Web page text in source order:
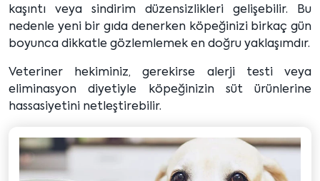
kaşıntı veya sindirim düzensizlikleri gelişebilir. Bu
nedenle yeni bir gıda denerken köpeğinizi birkaç gün
boyunca dikkatle gözlemlemek en doğru yaklaşımdır.
Veteriner hekiminiz, gerekirse alerji testi veya
eliminasyon diyetiyle köpeğinizin süt ürünlerine
hassasiyetini netleştirebilir.